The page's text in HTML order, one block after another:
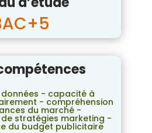
données - capacité à
- compréhension
du marché -
stratégies marketing -
du budget publicitaire